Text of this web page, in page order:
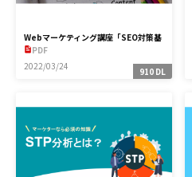
Webマーケティング講座「SEO対策基
礎編」
PDF
2022/03/24
910 DL